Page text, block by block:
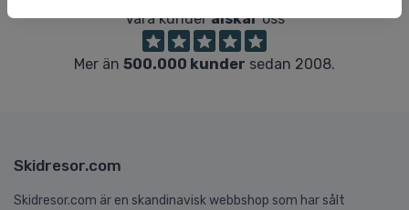
Våra kunderälskaross
Mer än 500.000 kunder sedan 2008.
Skidresor.com
Skidresor.com är en skandinavisk webbshop som har sålt